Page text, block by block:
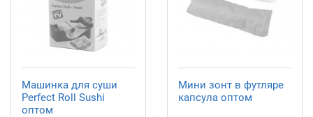
Машинка для суши
Perfect Roll Sushi
оптом
Мини зонт в футляре
капсула оптом